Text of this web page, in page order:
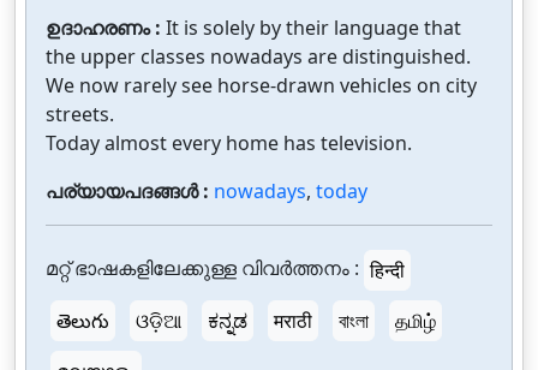
ഉദാഹരണം : It is solely by their language that
the upper classes nowadays are distinguished.
We now rarely see horse-drawn vehicles on city
streets.
Today almost every home has television.
പര്യായപദങ്ങൾ : nowadays, today
മറ്റ് ഭാഷകളിലേക്കുള്ള വിവർത്തനം : हिन्दी
తెలుగు
ଓଡ଼ିଆ ಕನ್ನಡ मराठी বাংলা
தமிழ்